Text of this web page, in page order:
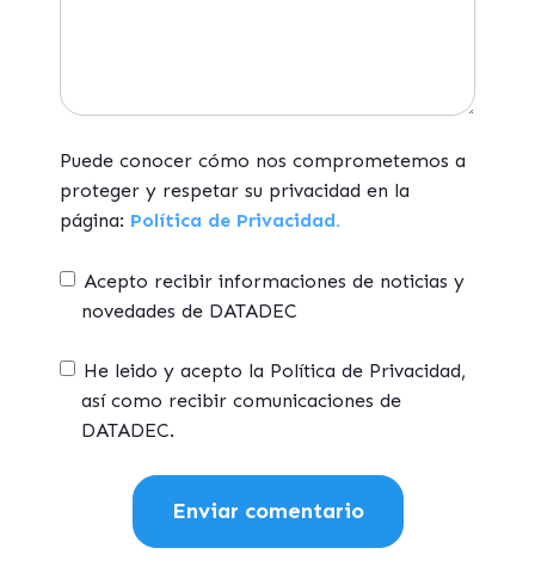
Puede conocer cómo nos comprometemos a
proteger y respetar su privacidad en la
página: Política de Privacidad.
Acepto recibir informaciones de noticias y
novedades de DATADEC
He leido y acepto la Política de Privacidad,
así como recibir comunicaciones de
DATADEC.